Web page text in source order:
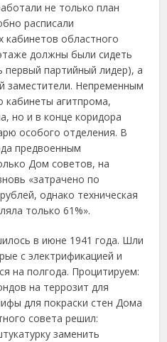
не только план
расписали
областного
должны были сидеть
первый партийный лидер), а
заместители. Непременным
кабинеты агитпрома,
но и в конце коридора
особого отделения. В
предвоенным
Дом советов, на
«затрачено по
однако техническая
только 61%».
в июне 1941 года. Шли
с электрификацией и
на полгода. Процитируем:
на террозит для
для покраски стен Дома
совета решил:
заменить